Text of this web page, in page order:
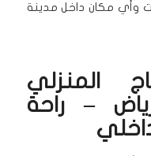
وأي مكان داخل مدينة
المنزلي
– راحة